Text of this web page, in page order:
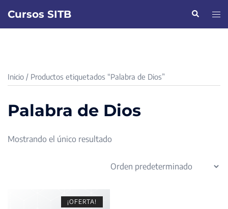
Cursos SITB Buscar
Inicio / Productos etiquetados “Palabra de Dios”
Palabra de Dios
Mostrando el único resultado
¡OFERTA!